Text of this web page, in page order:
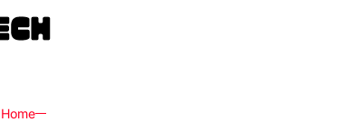
Home